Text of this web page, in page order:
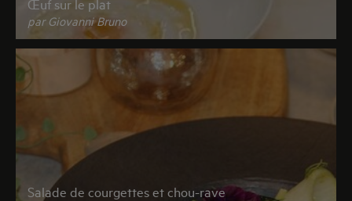
par Giovanni Bruno
Salade de courgettes et chou-rave